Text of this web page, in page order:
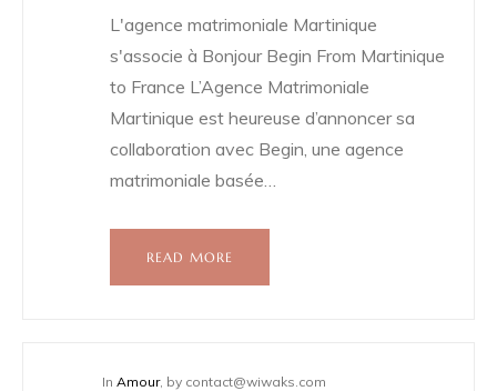
L'agence matrimoniale Martinique
s'associe à Bonjour Begin From Martinique
to France L’Agence Matrimoniale
Martinique est heureuse d’annoncer sa
collaboration avec Begin, une agence
matrimoniale basée…
READ MORE
In Amour, by contact@wiwaks.com